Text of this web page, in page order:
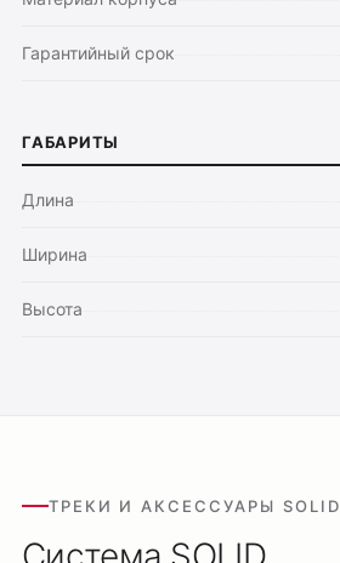
Гарантийный срок
ГАБАРИТЫ
Длина
Ширина
Высота
ТРЕКИ И АКСЕССУАРЫ SOLID